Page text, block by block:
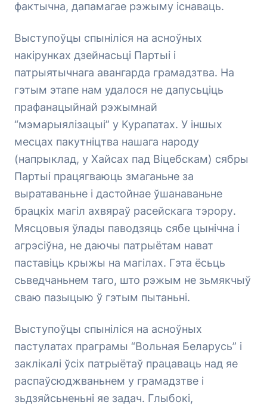
фактычна, дапамагае рэжыму існаваць.
Выступоўцы спыніліся на асноўных
накірунках дзейнасьці Партыі і
патрыятычнага авангарда грамадзтва. На
гэтым этапе нам удалося не дапусьціць
прафанацыйнай рэжымнай
“мэмарыялізацыі” у Курапатах. У іншых
месцах пакутніцтва нашага народу
(напрыклад, у Хайсах пад Віцебскам) сябры
Партыі працягваюць змаганьне за
выратаваньне і дастойнае ўшанаваньне
брацкіх магіл ахвяраў расейскага тэрору.
Мясцовыя ўлады паводзяць сябе цынічна і
агрэсіўна, не даючы патрыётам нават
паставіць крыжы на магілах. Гэта ёсьць
сьведчаньнем таго, што рэжым не зьмякчыў
сваю пазыцыю ў гэтым пытаньні.
Выступоўцы спыніліся на асноўных
пастулатах праграмы “Вольная Беларусь” і
заклікалі ўсіх патрыётаў працаваць над яе
распаўсюджваньнем у грамадзтве і
зьдзяйсьненьні яе задач. Глыбокі,